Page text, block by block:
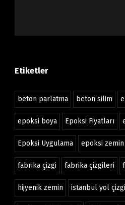
Etiketler
beton parlatma beton silim
epoksi boya Epoksi Fiyatları
Epoksi Uygulama epoksi zemin
fabrika çizgi fabrika çizgileri
hijyenik zemin istanbul yol çizgi